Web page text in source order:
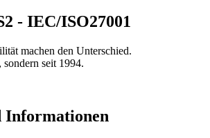
- IEC/ISO27001
machen den Unterschied.
sondern seit 1994.
Informationen